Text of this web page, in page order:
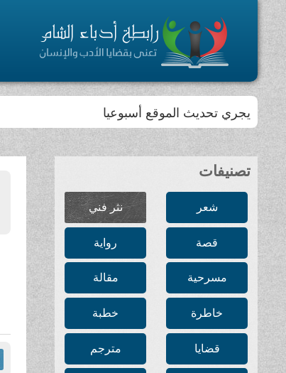
يجري تحديث الموقع أسبوعيا
تصنيفات
شعر نثر فني
قصة رواية
مسرحية مقالة
خاطرة خطبة
قضايا مترجم